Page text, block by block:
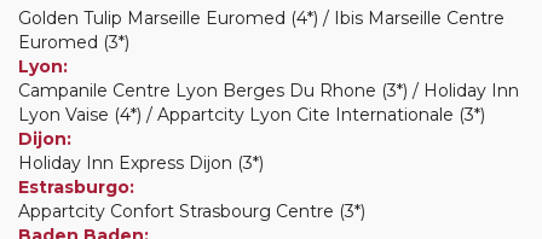
Golden Tulip Marseille Euromed (4*) / Ibis Marseille Centre
Euromed (3*)
Lyon:
Campanile Centre Lyon Berges Du Rhone (3*) / Holiday Inn
Lyon Vaise (4*) / Appartcity Lyon Cite Internationale (3*)
Dijon:
Holiday Inn Express Dijon (3*)
Estrasburgo:
Appartcity Confort Strasbourg Centre (3*)